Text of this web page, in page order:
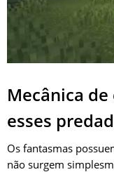
Mecânica
esses
Os fantasmas
não surgem